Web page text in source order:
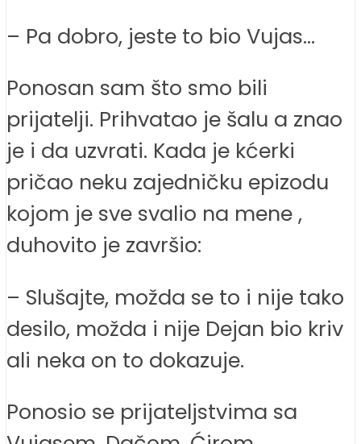
– Pa dobro, jeste to bio Vujas…
Ponosan sam što smo bili
prijatelji. Prihvatao je šalu a znao
je i da uzvrati. Kada je kćerki
pričao neku zajedničku epizodu
kojom je sve svalio na mene ,
duhovito je završio:
– Slušajte, možda se to i nije tako
desilo, možda i nije Dejan bio kriv
ali neka on to dokazuje.
Ponosio se prijateljstvima sa